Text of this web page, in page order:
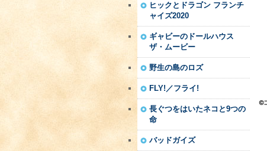
ヒックとドラゴン フランチ
ャイズ2020
ギャビーのドールハウス
ザ・ムービー
野生の島のロズ
FLY!／フライ!
長ぐつをはいたネコと9つの
命
バッドガイズ